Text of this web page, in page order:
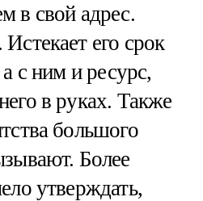
в свой адрес.
его срок
с ним и ресурс,
в руках. Также
большого
Более
утверждать,